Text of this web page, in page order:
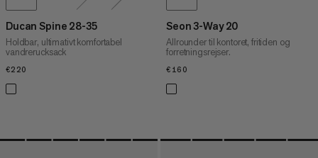
Ducan Spine 28-35
Holdbar, ultimativt komfortabel
vandrerucksack
€220
Seon 3-Way 20
Allrounder til kontoret, fritiden og
forretningsrejser.
€160